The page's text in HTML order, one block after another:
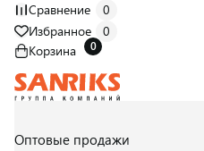
Сравнение
0
Избранное
0
Корзина
0
И В РОЗНИЦУ
Оптовые продажи